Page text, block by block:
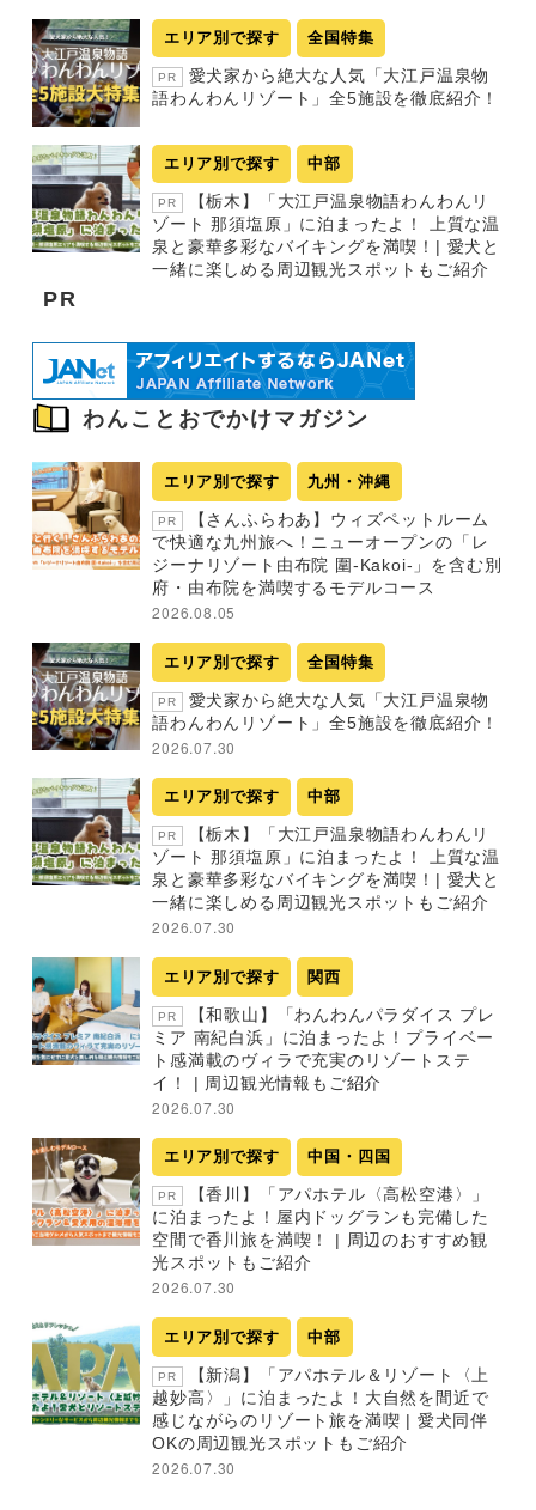
エリア別で探す 全国特集
PR
愛犬家から絶大な人気「大江戸温泉物
語わんわんリゾート」全5施設を徹底紹介！
エリア別で探す 中部
PR
【栃木】「大江戸温泉物語わんわんリ
ゾート 那須塩原」に泊まったよ！ 上質な温
泉と豪華多彩なバイキングを満喫！| 愛犬と
一緒に楽しめる周辺観光スポットもご紹介
PR
わんことおでかけマガジン
エリア別で探す 九州・沖縄
PR
【さんふらわあ】ウィズペットルーム
で快適な九州旅へ！ニューオープンの「レ
ジーナリゾート由布院 圍-Kakoi-」を含む別
府・由布院を満喫するモデルコース
2026.08.05
エリア別で探す 全国特集
PR
愛犬家から絶大な人気「大江戸温泉物
語わんわんリゾート」全5施設を徹底紹介！
2026.07.30
エリア別で探す 中部
PR
【栃木】「大江戸温泉物語わんわんリ
ゾート 那須塩原」に泊まったよ！ 上質な温
泉と豪華多彩なバイキングを満喫！| 愛犬と
一緒に楽しめる周辺観光スポットもご紹介
2026.07.30
エリア別で探す 関西
PR
【和歌山】「わんわんパラダイス プレ
ミア 南紀白浜」に泊まったよ！プライベー
ト感満載のヴィラで充実のリゾートステ
イ！ | 周辺観光情報もご紹介
2026.07.30
エリア別で探す 中国・四国
PR
【香川】「アパホテル〈高松空港〉」
に泊まったよ！屋内ドッグランも完備した
空間で香川旅を満喫！ | 周辺のおすすめ観
光スポットもご紹介
2026.07.30
エリア別で探す 中部
PR
【新潟】「アパホテル＆リゾート〈上
越妙高〉」に泊まったよ！大自然を間近で
感じながらのリゾート旅を満喫 | 愛犬同伴
OKの周辺観光スポットもご紹介
2026.07.30